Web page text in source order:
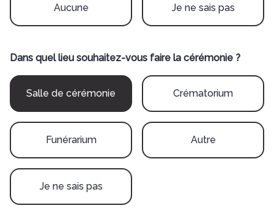
Aucune Je ne sais pas
Dans quel lieu souhaitez-vous faire la cérémonie ?
Salle de cérémonie Crématorium
Funérarium Autre
Je ne sais pas